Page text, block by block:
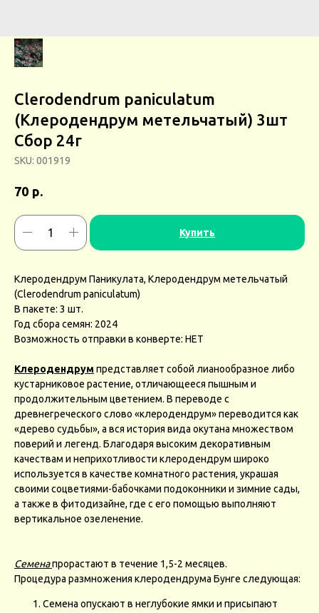
Clerodendrum paniculatum
(Клеродендрум метельчатый) 3шт
Сбор 24г
SKU: 001919
70 р.
Купить
Клеродендрум Паникулата, Клеродендрум метельчатый
(Clerodendrum paniculatum)
В пакете: 3 шт.
Год сбора семян: 2024
Возможность отправки в конверте: НЕТ
Клеродендрум представляет собой лианообразное либо
кустарниковое растение, отличающееся пышным и
продолжительным цветением. В переводе с
древнегреческого слово «клеродендрум» переводится как
«дерево судьбы», а вся история вида окутана множеством
поверий и легенд. Благодаря высоким декоративным
качествам и неприхотливости клеродендрум широко
используется в качестве комнатного растения, украшая
своими соцветиями-бабочками подоконники и зимние сады,
а также в фитодизайне, где с его помощью выполняют
вертикальное озеленение.
Семенапрорастают в течение 1,5-2 месяцев.
Процедура размножения клеродендрума Бунге следующая:
Семена опускают в неглубокие ямки и присыпают